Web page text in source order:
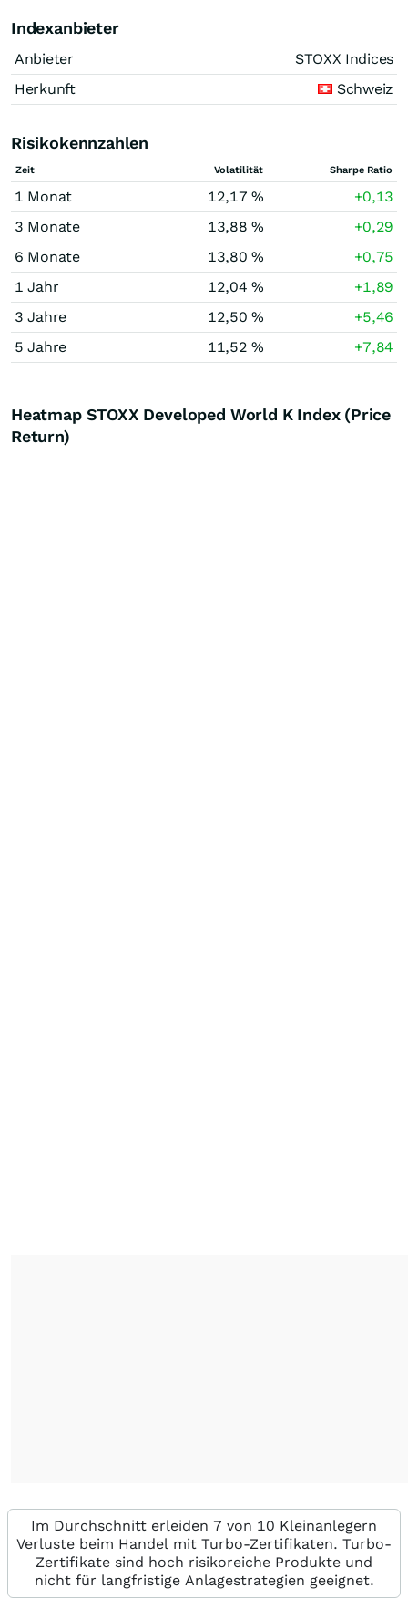
Indexanbieter
Anbieter
STOXX Indices
Herkunft
Schweiz
Risikokennzahlen
Zeit Volatilität Sharpe Ratio
1 Monat 12,17 %
+0,13
3 Monate
13,88 %
+0,29
6 Monate
13,80 %
+0,75
1 Jahr
12,04 %
+1,89
3 Jahre
12,50 %
+5,46
5 Jahre
11,52 % +7,84
Heatmap STOXX Developed World K Index (Price
Return)
Im Durchschnitt erleiden 7 von 10 Kleinanlegern
Verluste beim Handel mit Turbo-Zertifikaten. Turbo-
Zertifikate sind hoch risikoreiche Produkte und
nicht für langfristige Anlagestrategien geeignet.